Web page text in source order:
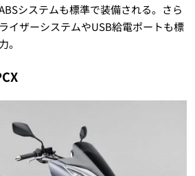
システムも標準で装備される。さら
イザーシステムやUSB給電ポートも標
。